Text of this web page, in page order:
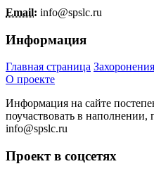
Email: info@spslc.ru
Информация
Главная страница Захоронения
О проекте
Информация на сайте
поучаствовать в
info@spslc.ru
Проект в соцсетях